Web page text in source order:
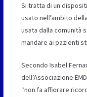
Si tratta di un
usato nell’ambito
usata dalla comunità
mandare ai pazienti
Secondo Isabel
dell’Associazione
“non fa affiorare